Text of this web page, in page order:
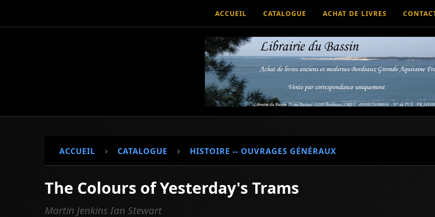
ACCUEIL CATALOGUE ACHAT DE LIVRES
ACCUEIL › CATALOGUE › HISTOIRE -- OUVRAGES GÉNÉRAUX
The Colours of Yesterday's Trams
Martin Jenkins Ian Stewart